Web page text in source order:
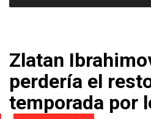
Zlatan
perdería el
temporada por